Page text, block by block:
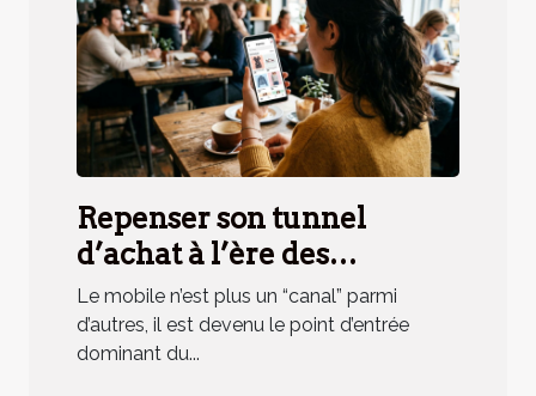
Repenser son tunnel
d’achat à l’ère des
applications mobiles
Le mobile n’est plus un “canal” parmi
d’autres, il est devenu le point d’entrée
dominant du...